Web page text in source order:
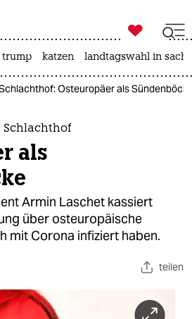
taz zahl ich
ich

taz zahl ich
trump katzen landtagswahl in
Osteuropäer als
Schlachthof
als
Armin Laschet kassiert
über osteuropäische
mit Corona infiziert haben.
teilen